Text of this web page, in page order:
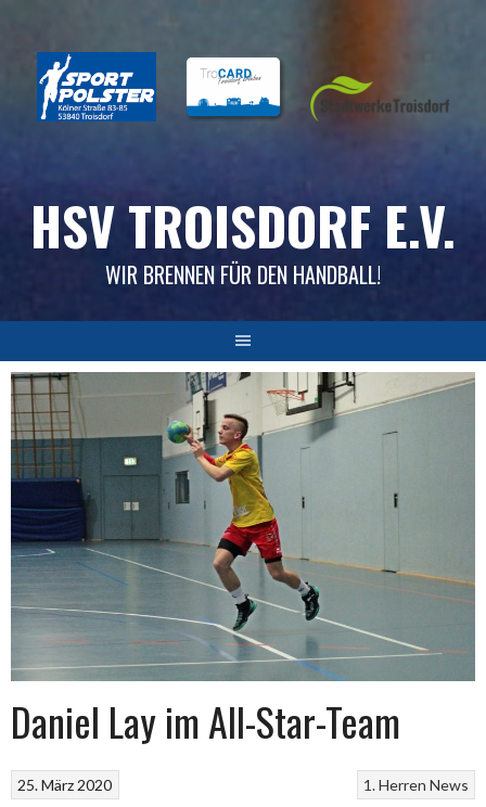
content
HSV TROISDORF E.V.
WIR BRENNEN FÜR DEN HANDBALL!
Daniel Lay im All-Star-Team
1. Herren News
25. März 2020